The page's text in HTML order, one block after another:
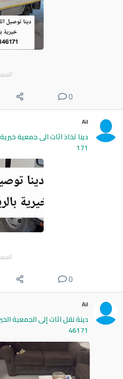
السعر
0
Ail
171
السعر
0
Ail
46171